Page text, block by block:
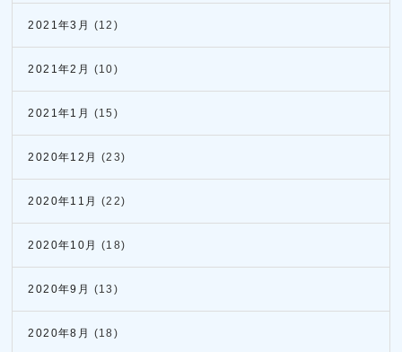
2021年3月 (12)
2021年2月 (10)
2021年1月 (15)
2020年12月 (23)
2020年11月 (22)
2020年10月 (18)
2020年9月 (13)
2020年8月 (18)